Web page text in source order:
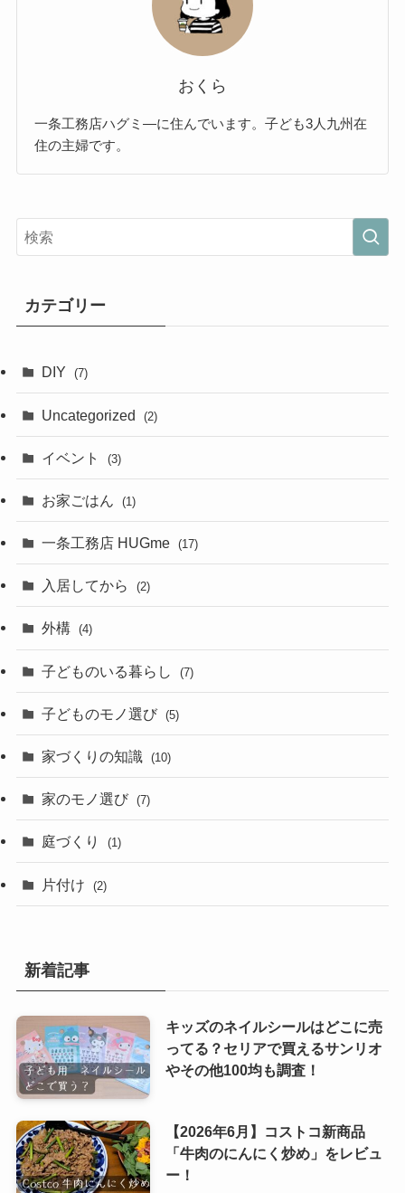
おくら
一条工務店ハグミ―に住んでいます。子ども3人九州在
住の主婦です。
カテゴリー
DIY (7)
Uncategorized (2)
イベント (3)
お家ごはん (1)
一条工務店 HUGme (17)
入居してから (2)
外構 (4)
子どものいる暮らし (7)
子どものモノ選び (5)
家づくりの知識 (10)
家のモノ選び (7)
庭づくり (1)
片付け (2)
新着記事
キッズのネイルシールはどこに売
ってる？セリアで買えるサンリオ
やその他100均も調査！
【2026年6月】コストコ新商品
「牛肉のにんにく炒め」をレビュ
ー！